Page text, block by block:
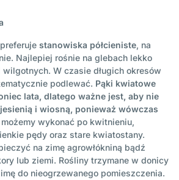
preferuje stanowiska półcieniste, na
Najlepiej rośnie na glebach lekko
W czasie długich okresów
podlewać. Pąki kwiatowe
lata, dlatego ważne jest, aby nie
i wiosną, ponieważ wówczas
wykonać po kwitnieniu,
pędy oraz stare kwiatostany.
na zimę agrowłókniną bądź
lub ziemi. Rośliny trzymane w donicy
do nieogrzewanego pomieszczenia.